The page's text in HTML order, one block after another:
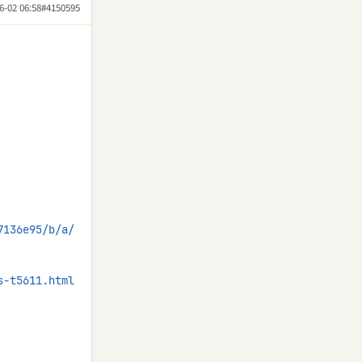
02 06:58#4150595
b/a/
t5611.html